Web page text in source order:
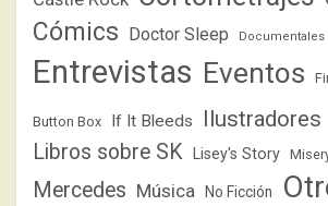
Cómics Doctor Sleep Documentales
Entrevistas Eventos
Button Box If It Bleeds Ilustradores
Libros sobre SK Lisey's Story
Mercedes Música No Ficción